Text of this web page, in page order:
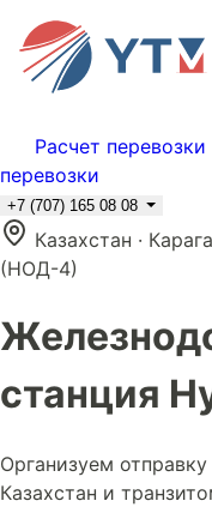
Расчет перевозки
перевозки
+7 (707) 165 08 08
Казахстан ·
(НОД-4)
станция
Организуем
Казахстан и